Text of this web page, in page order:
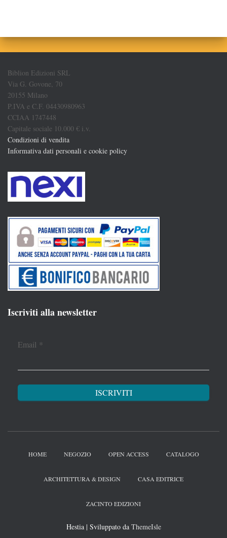
Biblion Edizioni SRL
Via G. Govone, 70
20155 Milano
P.IVA e C.F. 04430980963
CCIAA 1747448
Capitale sociale 10.000 € i.v.
Condizioni di vendita
Informativa dati personali e cookie policy
Iscriviti alla newsletter
Email *
HOME NEGOZIO OPEN ACCESS CATALOGO
ARCHITETTURA & DESIGN CASA EDITRICE
ZACINTO EDIZIONI
Hestia | Sviluppato da ThemeIsle